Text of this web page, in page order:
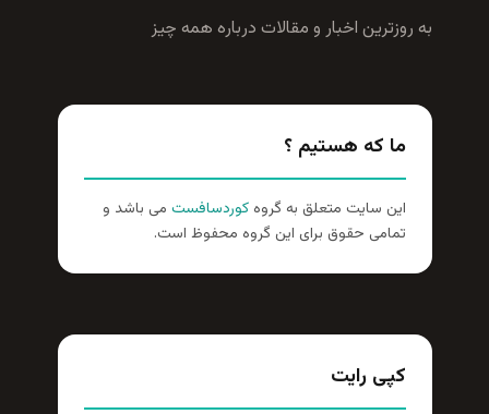
به روزترين اخبار و مقالات درباره همه چيز
ما که هستیم ؟
این سایت متعلق به گروهکوردسافست می باشد و
تمامی حقوق برای این گروه محفوظ است.
کپی رایت